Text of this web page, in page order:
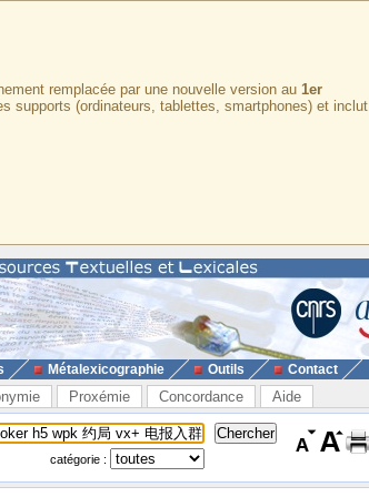
remplacée par une nouvelle version au 1er
supports (ordinateurs, tablettes, smartphones) et inclut
Métalexicographie Outils Contact
Proxémie Concordance Aide
catégorie :